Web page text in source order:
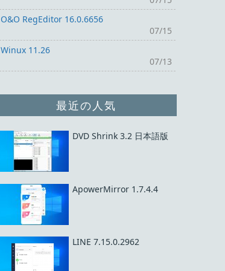
O&O RegEditor 16.0.6656
07/15
Winux 11.26
07/13
最近の人気
DVD Shrink 3.2 日本語版
ApowerMirror 1.7.4.4
LINE 7.15.0.2962